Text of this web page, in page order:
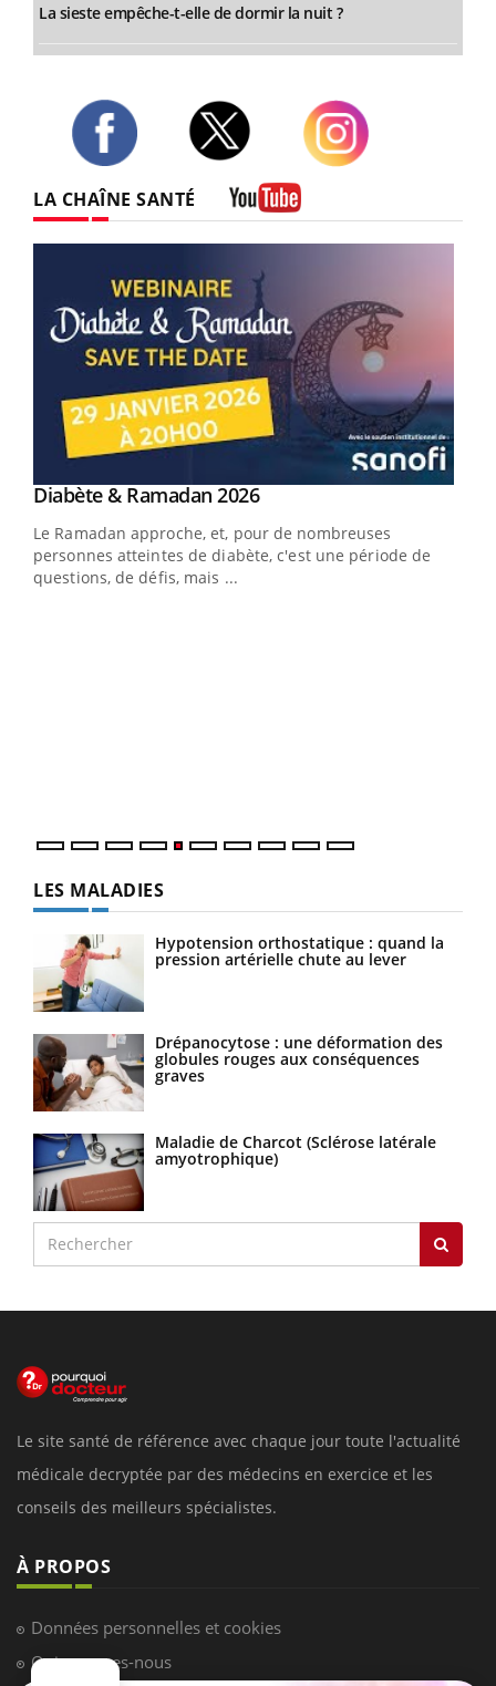
La sieste empêche-t-elle de dormir la nuit ?
LA CHAÎNE SANTÉ
Youtube
Diabète & Ramadan 2026Youtube
Le Ramadan approche, et, pour de nombreuses
personnes atteintes de diabète, c'est une période de
questions, de défis, mais ...
LES MALADIES
Hypotension orthostatique : quand la
pression artérielle chute au lever
Drépanocytose : une déformation des
globules rouges aux conséquences
graves
Maladie de Charcot (Sclérose latérale
amyotrophique)
Le site santé de référence avec chaque jour toute l'actualité
médicale decryptée par des médecins en exercice et les
conseils des meilleurs spécialistes.
À PROPOS
Données personnelles et cookies
Qui sommes-nous